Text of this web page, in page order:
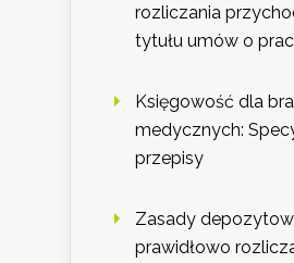
rozliczania
tytułu umów o
Księgowość dla
medycznych:
przepisy
Zasady
prawidłowo